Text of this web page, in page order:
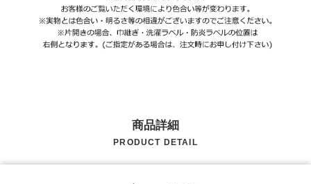
商品詳細
PRODUCT DETAIL